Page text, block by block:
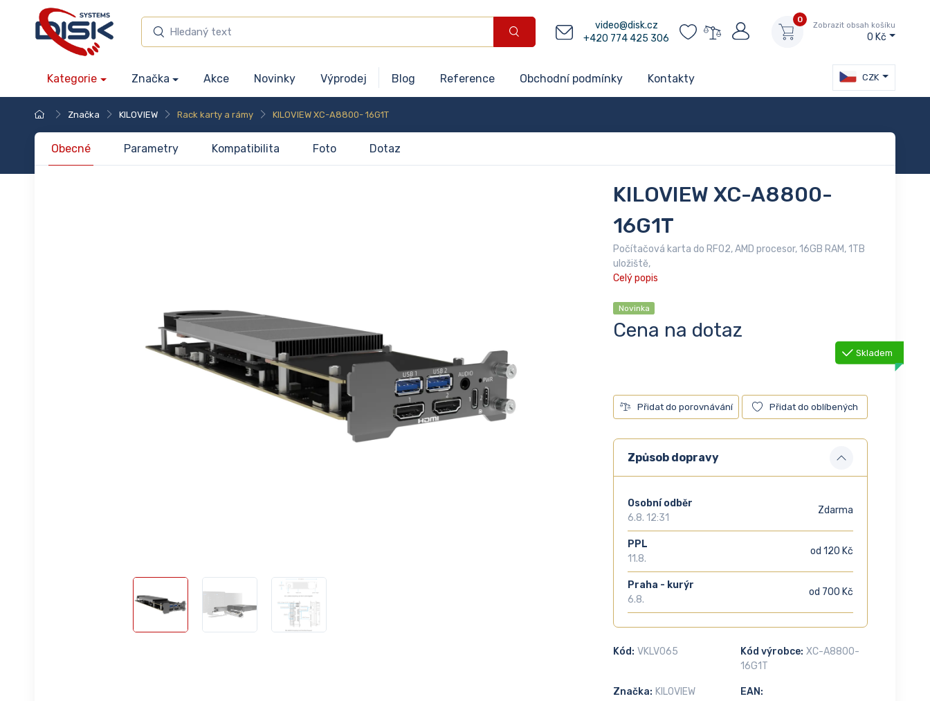
video@disk.cz
+420 774 425 306
0
Zobrazit obsah košíku
0 Kč
Kategorie Značka Akce Novinky Výprodej Blog Reference Obchodní podmínky Kontakty CZK
Značka KILOVIEW Rack karty a rámy KILOVIEW XC-A8800- 16G1T
Obecné Parametry Kompatibilita Foto Dotaz
KILOVIEW XC-A8800-
16G1T
Počítačová karta do RF02, AMD procesor, 16GB RAM, 1TB
uložiště,
Celý popis
Novinka
Cena na dotaz
Skladem
Přidat do porovnávání Přidat do oblíbených
Způsob dopravy
Osobní odběr
6.8. 12:31
Zdarma
PPL
11.8.
od 120 Kč
Praha - kurýr
6.8.
od 700 Kč
Kód: VKLV065 Kód výrobce: XC-A8800-
16G1T
EAN:
Značka: KILOVIEW